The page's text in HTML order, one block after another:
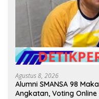
Agustus 8, 2026
Alumni SMANSA 98
Angkatan, Voting